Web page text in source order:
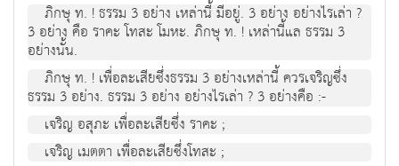
ภิกษุ ท. ! ธรรม 3 อย่าง เหล่านี้ มีอยู่. 3 อย่าง อย่างไรเล่า ?
3 อย่าง คือ ราคะ โทสะ โมหะ. ภิกษุ ท. ! เหล่านี้แล ธรรม 3
อย่างนั้น.
ภิกษุ ท. ! เพื่อละเสียซึ่งธรรม 3 อย่างเหล่านี้ ควรเจริญซึ่ง
ธรรม 3 อย่าง. ธรรม 3 อย่าง อย่างไรเล่า ? 3 อย่างคือ :-
เจริญ อสุภะ เพื่อละเสียซึ่ง ราคะ ;
เจริญ เมตตา เพื่อละเสียซึ่งโทสะ ;